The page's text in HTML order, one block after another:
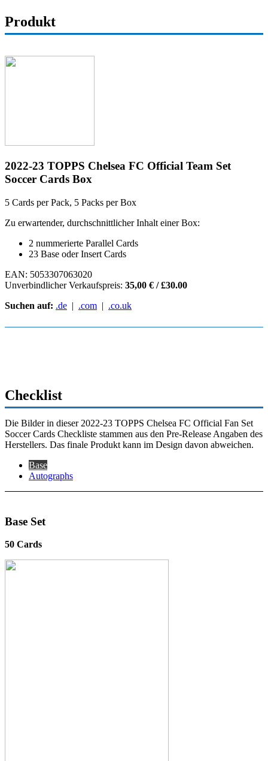
Produkt
2022-23 TOPPS Chelsea FC Official Team Set
Soccer Cards Box
5 Cards per Pack, 5 Packs per Box
Zu erwartender, durchschnittlicher Inhalt einer Box:
2 nummerierte Parallel Cards
23 Base oder Insert Cards
EAN: 5053307063020
Unverbindlicher Verkaufspreis: 35,00 € / £30.00
Suchen auf: .de | .com | .co.uk
Checklist
Die Bilder in dieser 2022-23 TOPPS Chelsea FC Official Fan Set
Soccer Cards Checkliste stammen aus den Pre-Release Angaben des
Herstellers. Das finale Produkt kann im Design davon abweichen.
Base
Autographs
Base Set
50 Cards